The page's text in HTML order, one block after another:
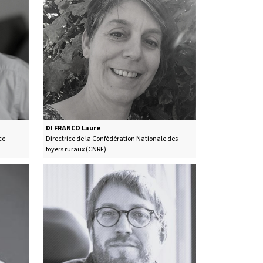
DI FRANCO Laure
Titre de l'intervenant
Directrice de la Confédération Nationale des
foyers ruraux (CNRF)